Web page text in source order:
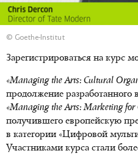
© Goethe-Institut
Зарегистрироваться на курс
«Managing the Arts: Cultural
продолжение разработанного
«Managing the Arts: Marketing
получившего европейскую
в категории «Цифровой
Участниками курса стали